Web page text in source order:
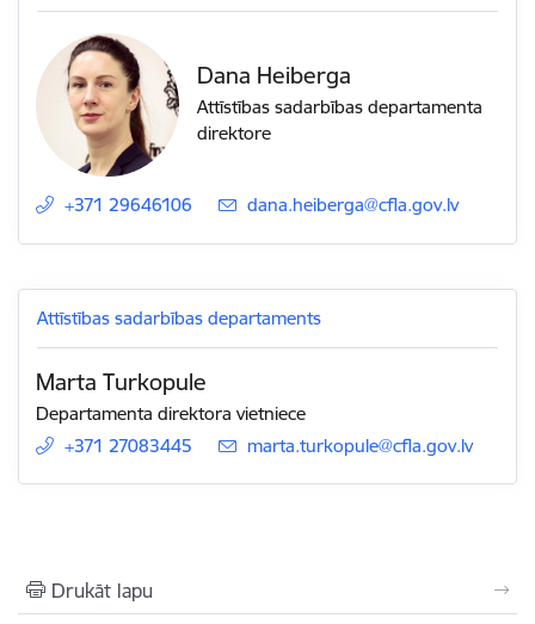
Dana Heiberga
Attīstības sadarbības departamenta
direktore
+371 29646106 E-pasts:
dana.heiberga@cfla.gov.lv
Attīstības sadarbības departaments
Marta Turkopule
Departamenta direktora vietniece
+371 27083445
E-pasts:
marta.turkopule@cfla.gov.lv
Drukāt lapu